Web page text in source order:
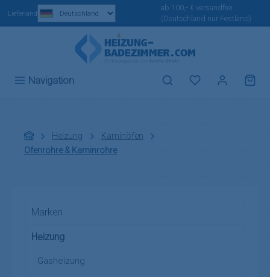
Zum Hauptinhalt springen
Lieferland
ab 100,- € versandfrei
(Deutschland nur Festland)
Navigation Du hast 0
Heizung
Kaminöfen
Ofenrohre & Kaminrohre
Marken
Heizung
Gasheizung